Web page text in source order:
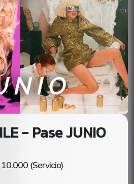
- Pase JUNIO
(Servicio)